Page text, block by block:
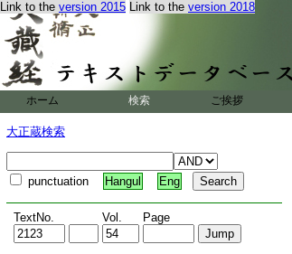
Link to the version 2015 Link to the version 2018
ホーム 検索 ご挨拶
大正蔵検索
punctuation Hangul Eng
TextNo. Vol. Page